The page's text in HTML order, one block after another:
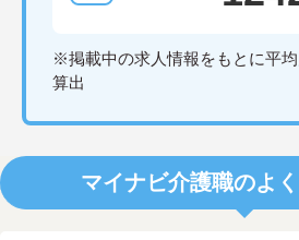
※掲載中の求人情報をもとに平
算出
マイナビ介護職のよ